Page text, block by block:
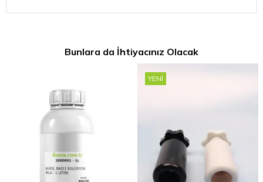
Bunlara da İhtiyacınız Olacak
YENI